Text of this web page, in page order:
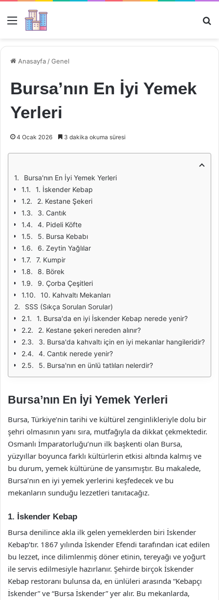
Menü
Anasayfa /Genel
Bursa’nın En İyi Yemek
Yerleri
4 Ocak 2026 3 dakika okuma süresi
Bursa'nın En İyi Yemek Yerleri
1. İskender Kebap
2. Kestane Şekeri
3. Cantık
4. Pideli Köfte
5. Bursa Kebabı
6. Zeytin Yağlılar
7. Kumpir
8. Börek
9. Çorba Çeşitleri
10. Kahvaltı Mekanları
SSS (Sıkça Sorulan Sorular)
1. Bursa'da en iyi İskender Kebap nerede yenir?
2. Kestane şekeri nereden alınır?
3. Bursa'da kahvaltı için en iyi mekanlar hangileridir?
4. Cantık nerede yenir?
5. Bursa'nın en ünlü tatlıları nelerdir?
Bursa’nın En İyi Yemek Yerleri
Bursa, Türkiye’nin tarihi ve kültürel zenginlikleriyle dolu bir
şehri olmasının yanı sıra, mutfağıyla da dikkat çekmektedir.
Osmanlı İmparatorluğu’nun ilk başkenti olan Bursa,
yüzyıllar boyunca farklı kültürlerin etkisi altında kalmış ve
bu durum, yemek kültürüne de yansımıştır. Bu makalede,
Bursa’nın en iyi yemek yerlerini keşfedecek ve bu
mekanların sunduğu lezzetleri tanıtacağız.
1. İskender Kebap
Bursa denilince akla ilk gelen yemeklerden biri İskender
Kebap’tır. 1867 yılında İskender Efendi tarafından icat edilen
bu lezzet, ince dilimlenmiş döner etinin, tereyağı ve yoğurt
ile servis edilmesiyle hazırlanır. Şehirde birçok İskender
Kebap restoranı bulunsa da, en ünlüleri arasında “Kebapçı
İskender” ve “Bursa İskender” yer alır. Bu mekanlarda,